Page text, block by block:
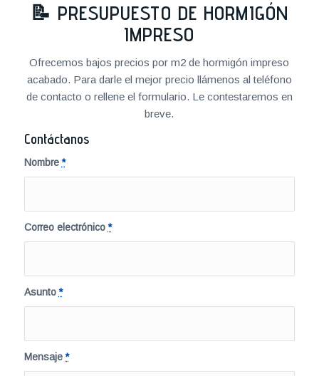
📝 PRESUPUESTO DE HORMIGÓN
IMPRESO
Ofrecemos bajos precios por m2 de hormigón impreso
acabado. Para darle el mejor precio llámenos al teléfono
de contacto o rellene el formulario. Le contestaremos en
breve.
Contáctanos
Nombre*
Correo electrónico*
Asunto*
Mensaje*